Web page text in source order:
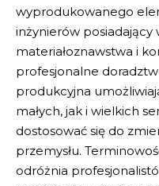
wyprodukowanego
inżynierów posiadający
materiałoznawstwa i
profesjonalne
produkcyjna
małych, jak i wielkich
dostosować się do
przemysłu.
odróżnia